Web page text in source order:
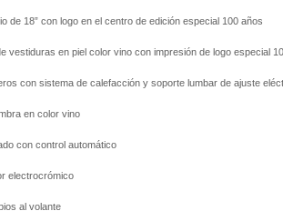
de 18” con logo en el centro de edición especial 100 años
vestiduras en piel color vino con impresión de logo especial
con sistema de calefacción y soporte lumbar de ajuste
en color vino
con control automático
electrocrómico
al volante